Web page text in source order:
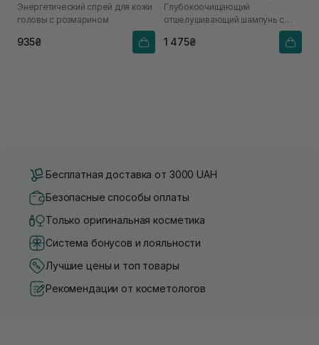
Energizing Scalp Spray 120
мл
Энергетический спрей для кожи
головы с розмарином
935₴
Exfoliating Scalp Shampoo
400 ml
Глубокоочищающий
отшелушивающий шампунь с
1 475₴
Бесплатная доставка от 3000 UAH
Безопасные способы оплаты
Только оригинальная косметика
Система бонусов и лояльности
Лучшие цены и топ товары
Рекомендации от косметологов